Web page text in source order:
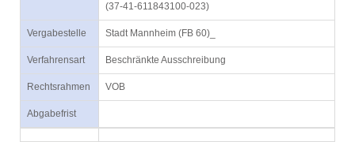
(37-41-611843100-023)
Vergabestelle Stadt Mannheim (FB 60)_
Verfahrensart Beschränkte Ausschreibung
Rechtsrahmen VOB
Abgabefrist